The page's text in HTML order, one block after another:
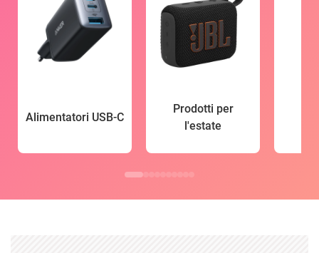
Alimentatori USB-C
Prodotti per
l'estate